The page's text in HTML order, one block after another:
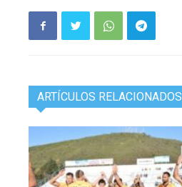
ARTÍCULOS RELACIONADOS